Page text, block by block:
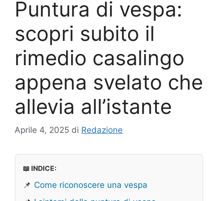
Puntura di vespa:
scopri subito il
rimedio casalingo
appena svelato che
allevia all’istante
Aprile 4, 2025 di Redazione
📖 INDICE:
📌 Come riconoscere una vespa